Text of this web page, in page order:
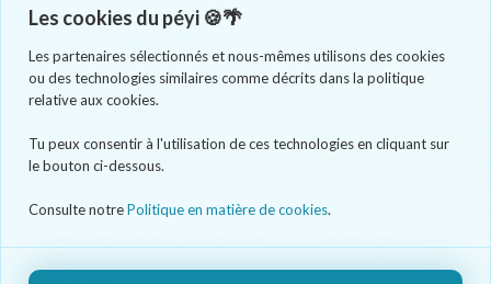
Les cookies du péyi 🍪🌴
Les partenaires sélectionnés et nous-mêmes utilisons des cookies
ou des technologies similaires comme décrits dans la politique
relative aux cookies.
Tu peux consentir à l'utilisation de ces technologies en cliquant sur
le bouton ci-dessous.
Consulte notrePolitique en matière de cookies.
5.0 (5) EXCURSION EN NATURE
Macabou